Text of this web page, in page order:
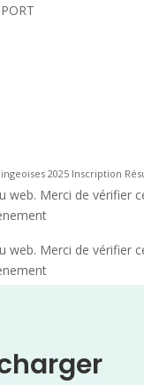
2025 Inscription
web. Merci de vérifier
web. Merci de vérifier